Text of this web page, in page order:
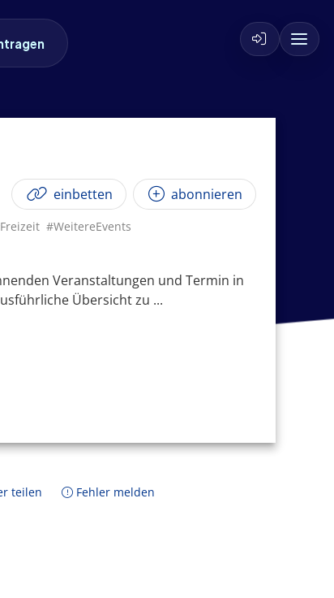
einbetten abonnieren
#WeitereEvents
Veranstaltungen und Termin in
Übersicht zu ...
teilen Fehler melden